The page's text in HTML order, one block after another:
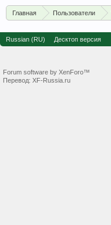
Главная Пользователи
Russian (RU) Десктоп версия
Forum software by XenForo™
Перевод: XF-Russia.ru